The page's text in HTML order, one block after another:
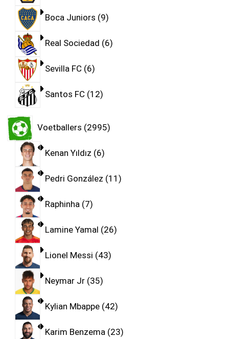
Boca Juniors 9
Real Sociedad 6
Sevilla FC 6
Santos FC 12
Voetballers 2995
Kenan Yıldız 6
Pedri González 11
Raphinha 7
Lamine Yamal 26
Lionel Messi 43
Neymar Jr 35
Kylian Mbappe 42
Karim Benzema 23